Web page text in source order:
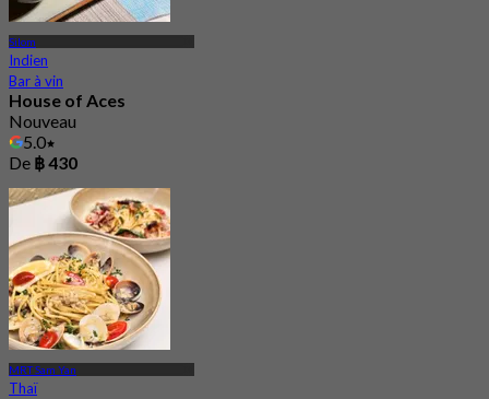
Silom
Indien
Bar à vin
House of Aces
Nouveau
5.0
De ฿ 430
MRT Sam Yan
Thaï